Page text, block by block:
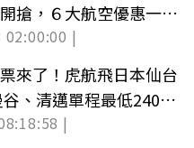
搶，６大航空優惠一次
|
來了！虎航飛日本仙台
、清邁單程最低2400
|